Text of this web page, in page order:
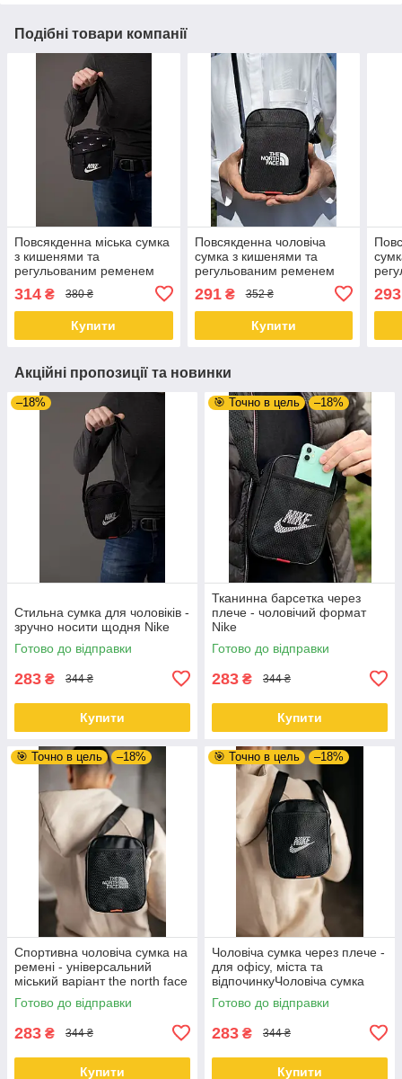
Подібні товари компанії
Повсякденна міська сумка
з кишенями та
регульованим ременем
314 ₴ 380 ₴
Купити
Повсякденна чоловіча
сумка з кишенями та
регульованим ременем
291₴ 352 ₴
Купити
293
Акційні пропозиції та новинки
–18%
Стильна сумка для чоловіків -
зручно носити щодня Nike
Готово до відправки
283 ₴ 344 ₴
Купити
🎯 Точно в цель –18%
Тканинна барсетка через
плече - чоловічий формат
Nike
Готово до відправки
283 ₴ 344 ₴
Купити
🎯 Точно в цель –18%
Спортивна чоловіча сумка на
ремені - універсальний
міський варіант the north face
Готово до відправки
283 ₴ 344 ₴
Купити
🎯 Точно в цель –18%
Чоловіча сумка через плече -
для офісу, міста та
відпочинкуЧоловіча сумка
через плече - для офісу,
міста та відпочинку Nike
Готово до відправки
283 ₴ 344 ₴
Купити